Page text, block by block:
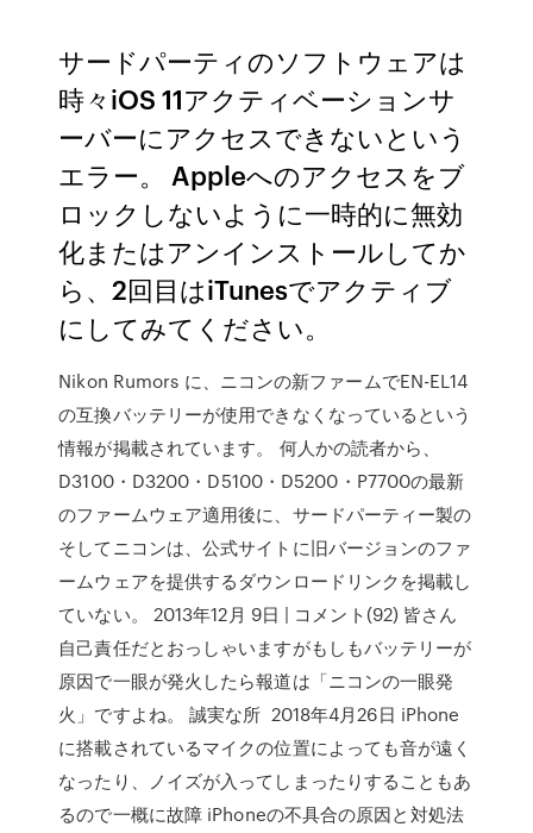
サードパーティのソフトウェアは
時々iOS 11アクティベーションサ
ーバーにアクセスできないという
エラー。 Appleへのアクセスをブ
ロックしないように一時的に無効
化またはアンインストールしてか
ら、2回目はiTunesでアクティブ
にしてみてください。
Nikon Rumors に、ニコンの新ファームでEN-EL14
の互換バッテリーが使用できなくなっているという
情報が掲載されています。 何人かの読者から、
D3100・D3200・D5100・D5200・P7700の最新
のファームウェア適用後に、サードパーティー製の
そしてニコンは、公式サイトに旧バージョンのファ
ームウェアを提供するダウンロードリンクを掲載し
ていない。 2013年12月 9日 | コメント(92) 皆さん
自己責任だとおっしゃいますがもしもバッテリーが
原因で一眼が発火したら報道は「ニコンの一眼発
火」ですよね。 誠実な所 2018年4月26日 iPhone
に搭載されているマイクの位置によっても音が遠く
なったり、ノイズが入ってしまったりすることもあ
るので一概に故障 iPhoneの不具合の原因と対処法